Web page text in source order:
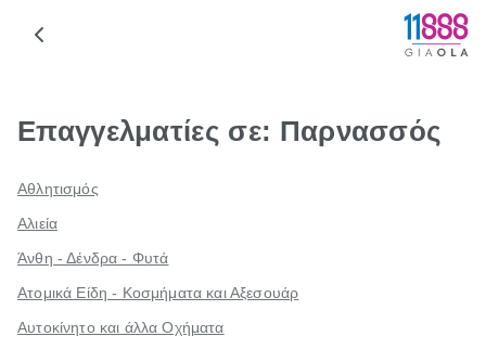
Επαγγελματίες σε: Παρνασσός
Αθλητισμός
Αλιεία
Άνθη - Δένδρα - Φυτά
Ατομικά Είδη - Κοσμήματα και Αξεσουάρ
Αυτοκίνητο και άλλα Οχήματα